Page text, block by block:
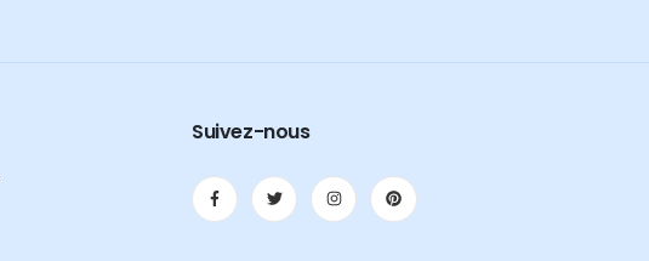
Suivez-nous